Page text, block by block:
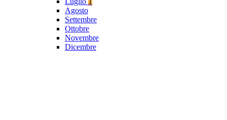
Agosto
Settembre
Ottobre
Novembre
Dicembre